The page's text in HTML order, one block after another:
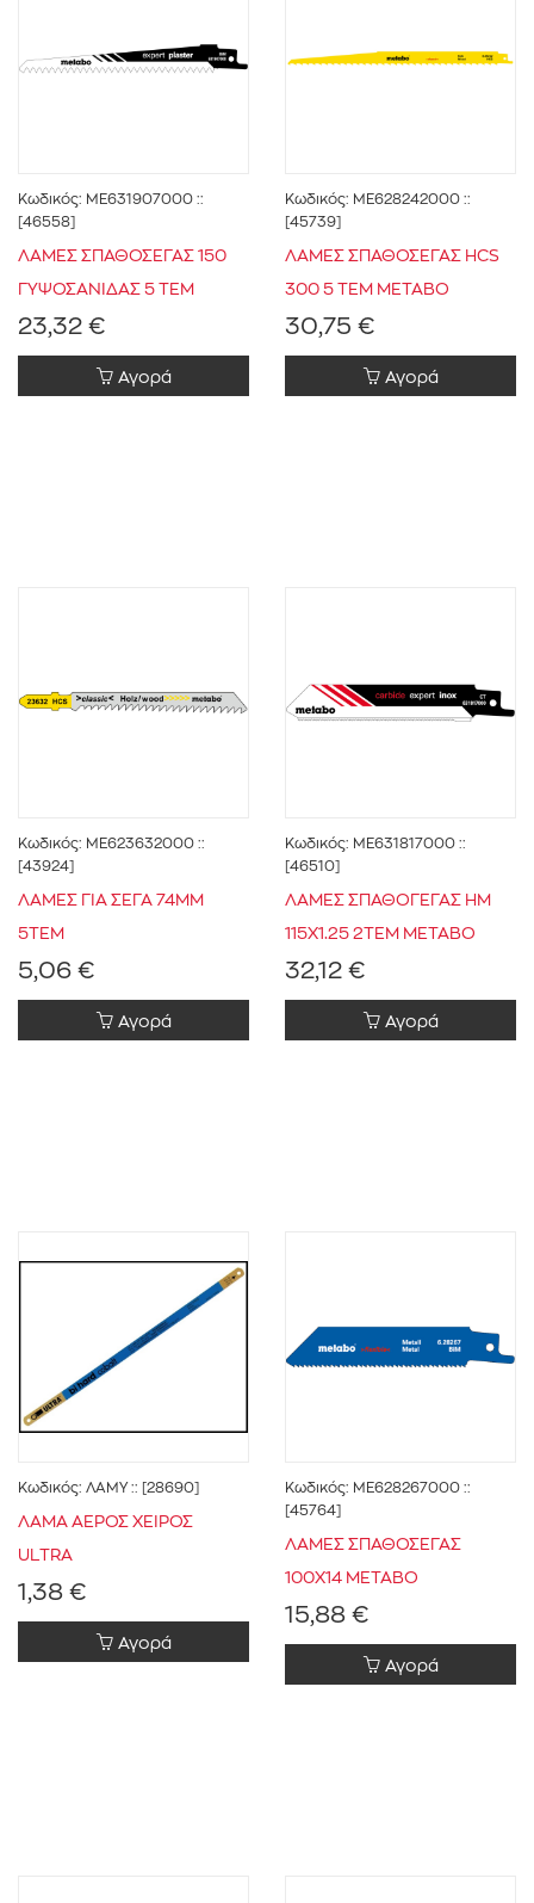
Κωδικός: ME631907000 ::
[46558]
ΛΑΜΕΣ ΣΠΑΘΟΣΕΓΑΣ 150
ΓΥΨΟΣΑΝΙΔΑΣ 5 ΤΕΜ
23,32 €
Αγορά
Κωδικός: ME628242000 ::
[45739]
ΛΑΜΕΣ ΣΠΑΘΟΣΕΓΑΣ HCS
300 5 ΤΕΜ METABO
30,75 €
Αγορά
Κωδικός: ME623632000 ::
[43924]
ΛΑΜΕΣ ΓΙΑ ΣΕΓΑ 74ΜΜ
5ΤΕΜ
5,06 €
Αγορά
Κωδικός: ME631817000 ::
[46510]
ΛΑΜΕΣ ΣΠΑΘΟΓΕΓΑΣ ΗΜ
115Χ1.25 2ΤΕΜ METABO
32,12 €
Αγορά
Κωδικός: ΛΑΜΥ:: [28690]
ΛΑΜΑ ΑΕΡΟΣ ΧΕΙΡΟΣ
ULΤRΑ
1,38 €
Αγορά
Κωδικός: ME628267000 ::
[45764]
ΛΑΜΕΣ ΣΠΑΘΟΣΕΓΑΣ
100Χ14 METABO
15,88 €
Αγορά